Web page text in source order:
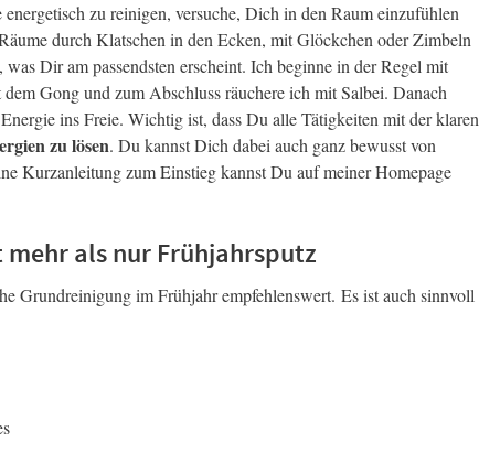
zu reinigen, versuche, Dich in den Raum einzufühlen
durch Klatschen in den Ecken, mit Glöckchen oder Zimbeln
Dir am passendsten erscheint. Ich beginne in der Regel mit
Gong und zum Abschluss räuchere ich mit Salbei. Danach
ins Freie. Wichtig ist, dass Du alle Tätigkeiten mit der klaren
zu lösen. Du kannst Dich dabei auch ganz bewusst von
Kurzanleitung zum Einstieg kannst Du auf meiner Homepage
mehr als nur Frühjahrsputz
Grundreinigung im Frühjahr empfehlenswert. Es ist auch sinnvoll